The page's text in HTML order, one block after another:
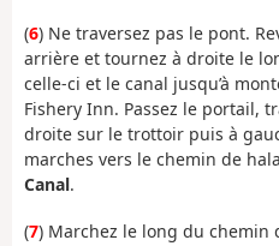
(6) Ne traversez pas le pont.
arrière et tournez à droite le
celle-ci et le canal jusqu’à
Fishery Inn. Passez le portail,
droite sur le trottoir puis à
marches vers le chemin de
Canal.
(7) Marchez le long du chemin